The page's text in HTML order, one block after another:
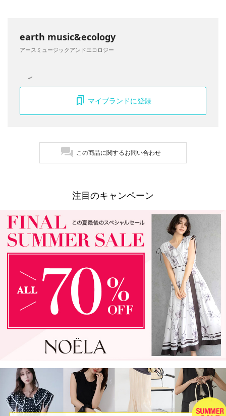
earth music&ecology
アースミュージックアンドエコロジー
マイブランドに登録
この商品に関するお問い合わせ
注目のキャンペーン